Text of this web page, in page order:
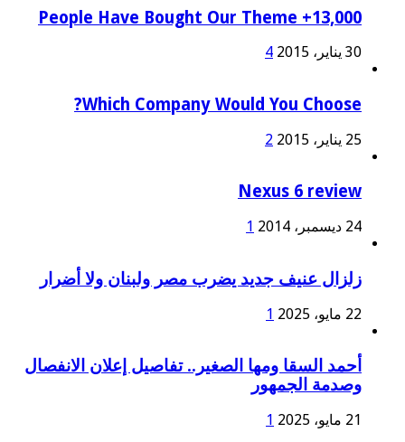
13,000+ People Have Bought Our Theme
30 يناير، 2015 4
Which Company Would You Choose?
25 يناير، 2015 2
Nexus 6 review
24 ديسمبر، 2014 1
زلزال عنيف جديد يضرب مصر ولبنان ولا أضرار
22 مايو، 2025 1
أحمد السقا ومها الصغير.. تفاصيل إعلان الانفصال
وصدمة الجمهور
21 مايو، 2025
1